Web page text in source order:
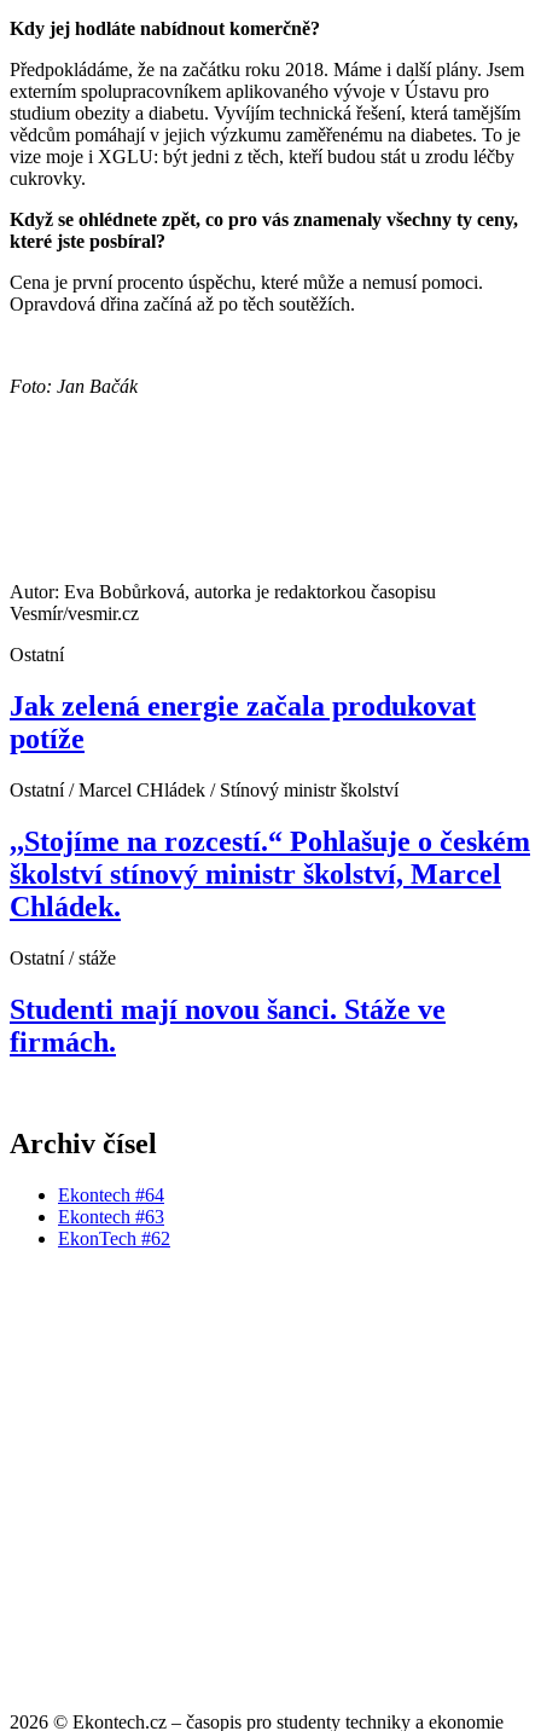
Kdy jej hodláte nabídnout komerčně?
Předpokládáme, že na začátku roku 2018. Máme i další plány. Jsem
externím spolupracovníkem aplikovaného vývoje v Ústavu pro
studium obezity a diabetu. Vyvíjím technická řešení, která tamějším
vědcům pomáhají v jejich výzkumu zaměřenému na diabetes. To je
vize moje i XGLU: být jedni z těch, kteří budou stát u zrodu léčby
cukrovky.
Když se ohlédnete zpět, co pro vás znamenaly všechny ty ceny,
které jste posbíral?
Cena je první procento úspěchu, které může a nemusí pomoci.
Opravdová dřina začíná až po těch soutěžích.
Foto: Jan Bačák
Autor: Eva Bobůrková, autorka je redaktorkou časopisu
Vesmír/vesmir.cz
Ostatní
Jak zelená energie začala produkovat
potíže
Ostatní / Marcel CHládek / Stínový ministr školství
,,Stojíme na rozcestí.“ Pohlašuje o českém
školství stínový ministr školství, Marcel
Chládek.
Ostatní / stáže
Studenti mají novou šanci. Stáže ve
firmách.
Archiv čísel
Ekontech #64
Ekontech #63
EkonTech #62
2026 © Ekontech.cz – časopis pro studenty techniky a ekonomie